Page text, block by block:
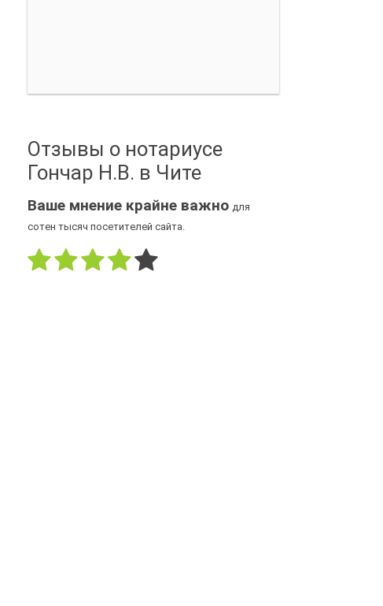
Отзывы о нотариусе
Гончар Н.В. в Чите
Ваше мнение крайне важно для
сотен тысяч посетителей сайта.